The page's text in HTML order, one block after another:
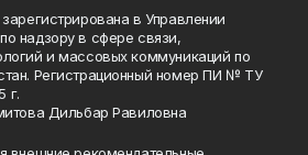
в Управлении
надзору в сфере связи,
и массовых коммуникаций по
Регистрационный номер ПИ № ТУ
г.
Дильбар Равиловна